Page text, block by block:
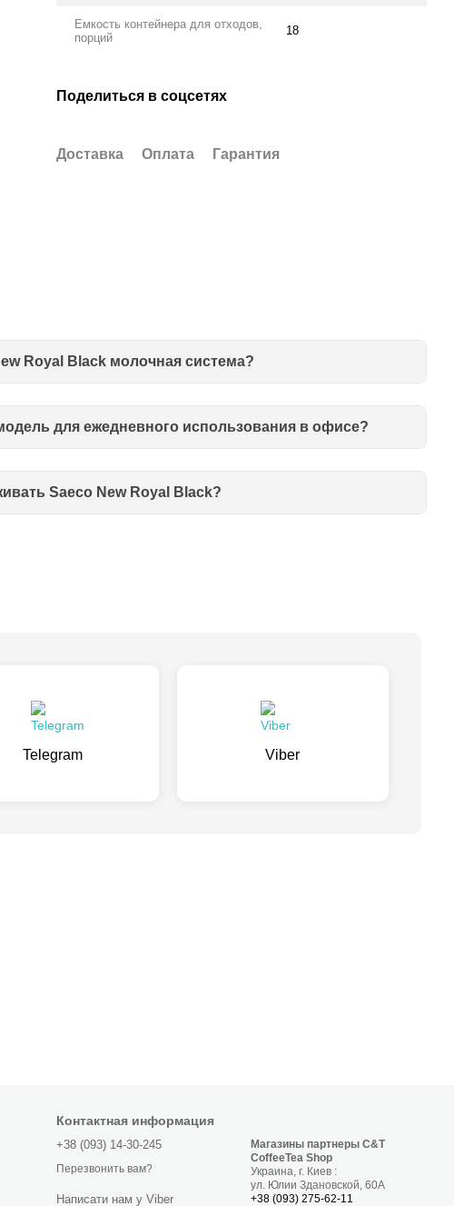
Емкость контейнера для отходов,
порций
18
Поделиться в соцсетях
Доставка Оплата Гарантия
Royal Black молочная система?
для ежедневного использования в офисе?
Saeco New Royal Black?
Telegram Viber
Контактная информация
+38 (093) 14-30-245
Перезвонить вам?
Написати нам у Viber
Магазины партнеры C&T
CoffeeTea Shop
Украина, г. Киев :
ул. Юлии Здановской, 60А
+38 (093) 275-62-11